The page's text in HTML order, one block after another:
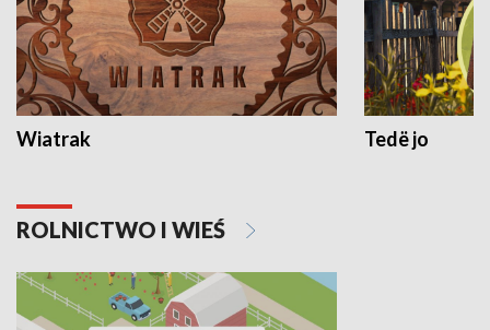
Wiatrak Tedë jo
ROLNICTWO I WIEŚ